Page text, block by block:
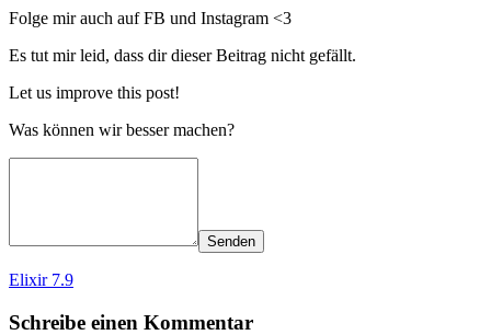
Folge mir auch auf FB und Instagram <3
Es tut mir leid, dass dir dieser Beitrag nicht gefällt.
Let us improve this post!
Was können wir besser machen?
Senden
Elixir 7.9
Schreibe einen Kommentar